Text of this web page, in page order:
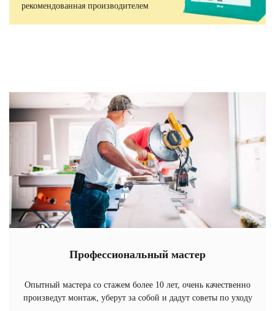
рекомендованная производителем
Профессиональный мастер
Опытный мастера со стажем более 10 лет, очень качественно
произведут монтаж, уберут за собой и дадут советы по уходу